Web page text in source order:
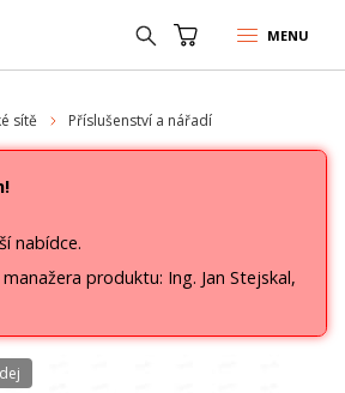
MENU
sítě Příslušenství a nářadí
nabídce.
produktu: Ing. Jan Stejskal,